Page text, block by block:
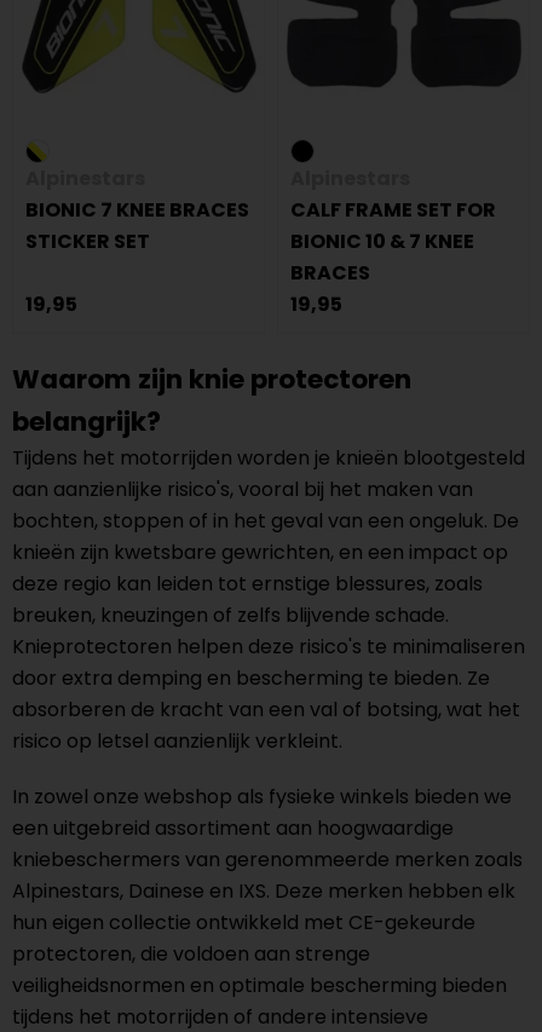
BIONIC 7 KNEE BRACES
STICKER SET
19,95
CALF FRAME SET FOR
BIONIC 10 & 7 KNEE
BRACES
19,95
Waarom zijn knie protectoren
belangrijk?
Tijdens het motorrijden worden je knieën blootgesteld
aan aanzienlijke risico's, vooral bij het maken van
bochten, stoppen of in het geval van een ongeluk. De
knieën zijn kwetsbare gewrichten, en een impact op
deze regio kan leiden tot ernstige blessures, zoals
breuken, kneuzingen of zelfs blijvende schade.
Knieprotectoren helpen deze risico's te minimaliseren
door extra demping en bescherming te bieden. Ze
absorberen de kracht van een val of botsing, wat het
risico op letsel aanzienlijk verkleint.
In zowel onze webshop als fysieke winkels bieden we
een uitgebreid assortiment aan hoogwaardige
kniebeschermers van gerenommeerde merken zoals
Alpinestars, Dainese en IXS. Deze merken hebben elk
hun eigen collectie ontwikkeld met CE-gekeurde
protectoren, die voldoen aan strenge
veiligheidsnormen en optimale bescherming bieden
tijdens het motorrijden of andere intensieve